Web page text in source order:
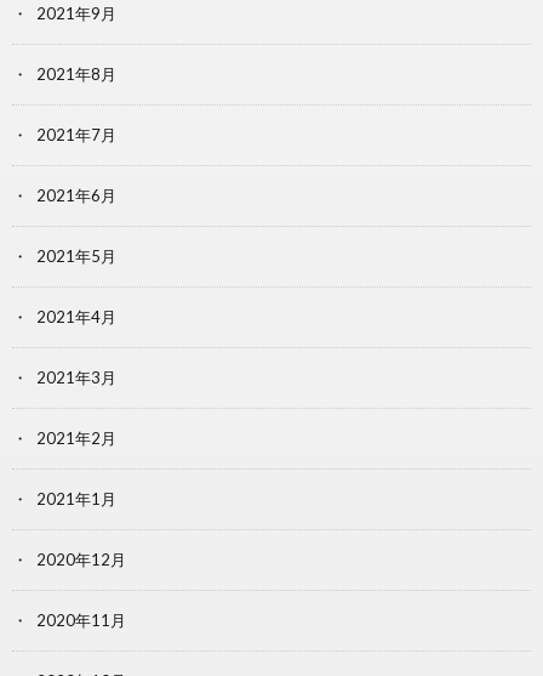
2021年9月
2021年8月
2021年7月
2021年6月
2021年5月
2021年4月
2021年3月
2021年2月
2021年1月
2020年12月
2020年11月